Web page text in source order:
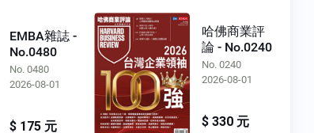
EMBA雜誌 -
No.0480
No. 0480
2026-08-01
$ 175 元
哈佛商業評
論 - No.0240
No. 0240
2026-08-01
$ 330 元